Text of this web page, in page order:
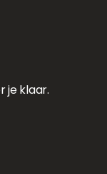
je klaar.